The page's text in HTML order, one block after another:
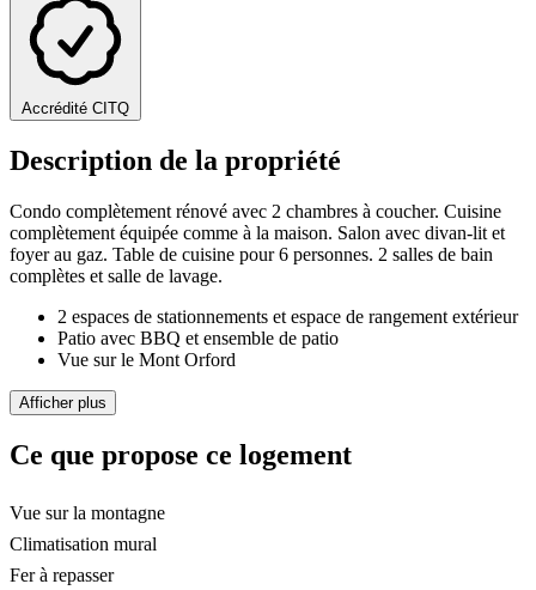
Accrédité CITQ
Description de la propriété
Condo complètement rénové avec 2 chambres à coucher. Cuisine
complètement équipée comme à la maison. Salon avec divan-lit et
foyer au gaz. Table de cuisine pour 6 personnes. 2 salles de bain
complètes et salle de lavage.
2 espaces de stationnements et espace de rangement extérieur
Patio avec BBQ et ensemble de patio
Vue sur le Mont Orford
Afficher plus
Ce que propose ce logement
Vue sur la montagne
Climatisation mural
Fer à repasser